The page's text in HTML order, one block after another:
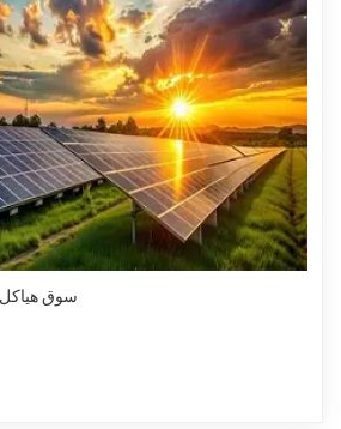
سوق هياكل